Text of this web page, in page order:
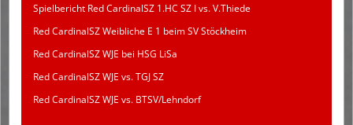
Spielbericht Red CardinalSZ 1.HC SZ I vs. V.Thiede
Red CardinalSZ Weibliche E 1 beim SV Stöckheim
Red CardinalSZ WJE bei HSG LiSa
Red CardinalSZ WJE vs. TGJ SZ
Red CardinalSZ WJE vs. BTSV/Lehndorf